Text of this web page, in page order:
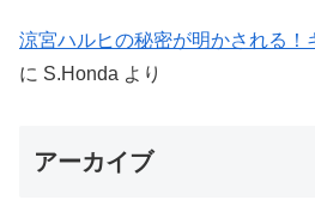
涼宮ハルヒの秘密が明かされる！
に S.Honda より
アーカイブ